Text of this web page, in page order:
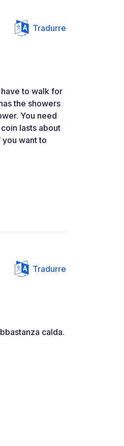
Tradurre
to walk for
the showers
You need
lasts about
want to
Tradurre
calda.